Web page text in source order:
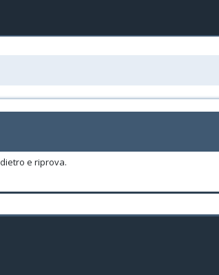
e riprova.